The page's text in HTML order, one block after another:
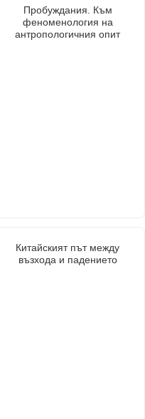
Пробуждания. Към
феноменология на
антропологичния опит
Китайският път между
възхода и падението